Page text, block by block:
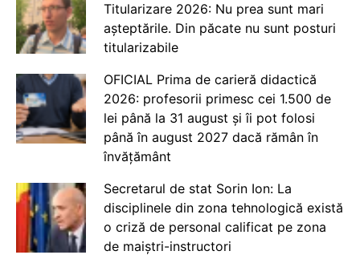
Titularizare 2026: Nu prea sunt mari
așteptările. Din păcate nu sunt posturi
titularizabile
OFICIAL Prima de carieră didactică
2026: profesorii primesc cei 1.500 de
lei până la 31 august și îi pot folosi
până în august 2027 dacă rămân în
învățământ
Secretarul de stat Sorin Ion: La
disciplinele din zona tehnologică există
o criză de personal calificat pe zona
de maiștri-instructori